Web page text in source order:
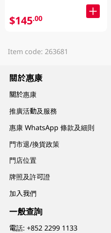
$145.00
Item code: 263681
關於惠康
關於惠康
推廣活動及服務
惠康 WhatsApp 條款及細則
門市退/換貨政策
門店位置
牌照及許可證
加入我們
一般查詢
電話:+852 2299 1133